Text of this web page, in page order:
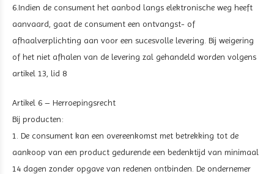
6.Indien de consument het aanbod langs elektronische weg heeft
aanvaard, gaat de consument een ontvangst- of
afhaalverplichting aan voor een sucesvolle levering. Bij weigering
of het niet afhalen van de levering zal gehandeld worden volgens
artikel 13, lid 8
Artikel 6 – Herroepingsrecht
Bij producten:
1. De consument kan een overeenkomst met betrekking tot de
aankoop van een product gedurende een bedenktijd van minimaal
14 dagen zonder opgave van redenen ontbinden. De ondernemer